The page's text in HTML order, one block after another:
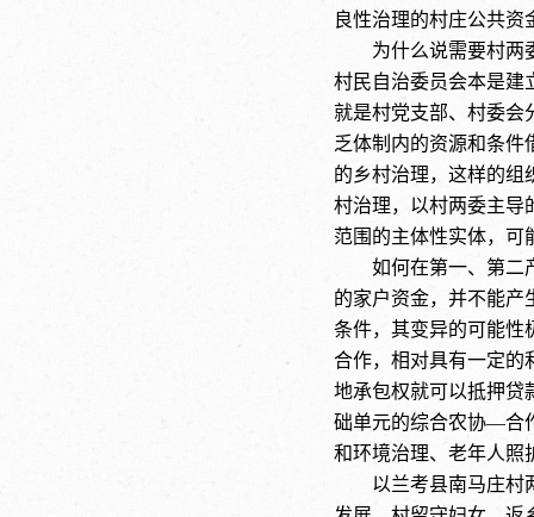
良性治理的村庄公共
为什么说需要村两
村民自治委员会本是建
就是村党支部、村委会
乏体制内的资源和条件
的乡村治理，这样的组
村治理，以村两委主导
范围的主体性实体，可
如何在第一、第二
的家户资金，并不能产
条件，其变异的可能性
合作，相对具有一定的
地承包权就可以抵押贷
础单元的综合农协—合
和环境治理、老年人照
以兰考县南马庄村